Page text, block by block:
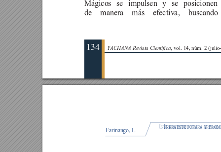
134 YACHANA Revista Cientíca, vol. 14, núm. 2
Mágicos se impulsen y se
de manera más efectiva,
nfraestructura y
Infraestructura y
Farinango, L.